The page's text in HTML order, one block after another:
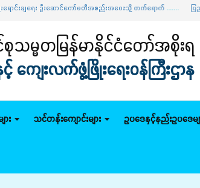
ေး ဦးဆောင်ကော်မတီအစည်းအဝေးသို့ တက်ရောက်.......ပြည်ထောင်စုဝန်
သမ္မတမြန်မာနိုင်ငံတော်အစိုးရ
ကျေးလက်ဖွံ့ဖြိုးရေးဝန်ကြီးဌာန
း သင်တန်းကျောင်းများ ဥပဒေနှင့်နည်းဥပဒေမျ